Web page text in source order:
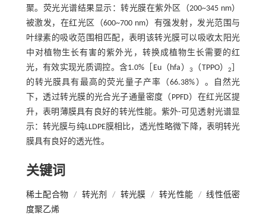
聚。荧光光谱结果显示：转光膜在紫外区（200~345 nm）
被激发，在红光区（600~700 nm）有强发射，发光范围与
叶绿素的吸收范围相匹配，表明该转光膜可以吸收太阳光
中对植物生长有害的紫外光，转换成植物生长需要的红
光，有效实现光质调控。含1.0%［Eu（hfa）
3 （TPPO）2
的转光膜具有最高的荧光量子产率（66.38%）。自然光
下，透过转光膜的光合光子通量密度（PPFD）在红光区提
升，表明薄膜具有良好的转光性能。紫外-可见透射光谱显
示：转光膜与纯LLDPE膜相比，透光性略微下降，表明转光
膜具有良好的透光性。
关键词
稀土配合物 / 转光剂 / 转光膜 / 转光性能 / 线性低密
度聚乙烯